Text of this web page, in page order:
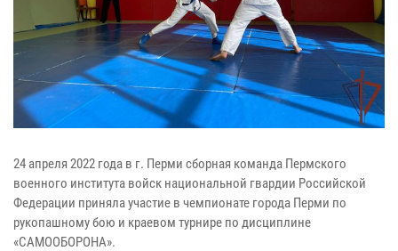
24 апреля 2022 года в г. Перми сборная команда Пермского
военного института войск национальной гвардии Российской
Федерации приняла участие в чемпионате города Перми по
рукопашному бою и краевом турнире по дисциплине
«САМООБОРОНА».